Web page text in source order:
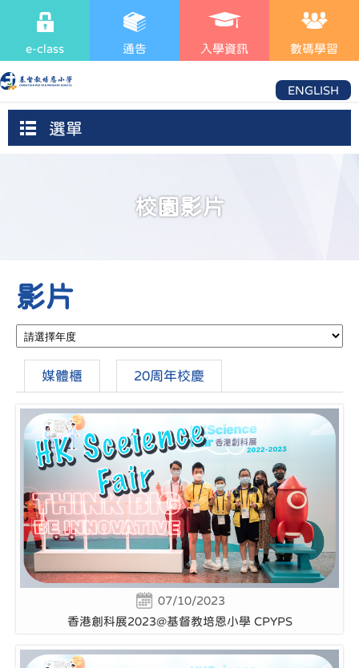
e-class 通告 入學資訊 數碼學習
ENGLISH
選單
校園影片
影片
媒體櫃 20周年校慶
07/10/2023
香港創科展2023@基督教培恩小學 CPYPS